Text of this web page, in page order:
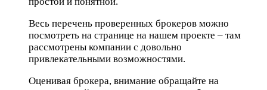
Весь перечень проверенных брокеров можно
посмотреть на странице на нашем проекте – там
рассмотрены компании с довольно
привлекательными возможностями.
Оценивая брокера, внимание обращайте на